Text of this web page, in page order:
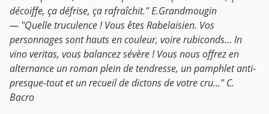
décoiffe, ça défrise, ça rafraîchit." E.Grandmougin
— "Quelle truculence ! Vous êtes Rabelaisien. Vos
personnages sont hauts en couleur, voire rubiconds… In
vino veritas, vous balancez sévère ! Vous nous offrez en
alternance un roman plein de tendresse, un pamphlet anti-
presque-tout et un recueil de dictons de votre cru..." C.
Bacro